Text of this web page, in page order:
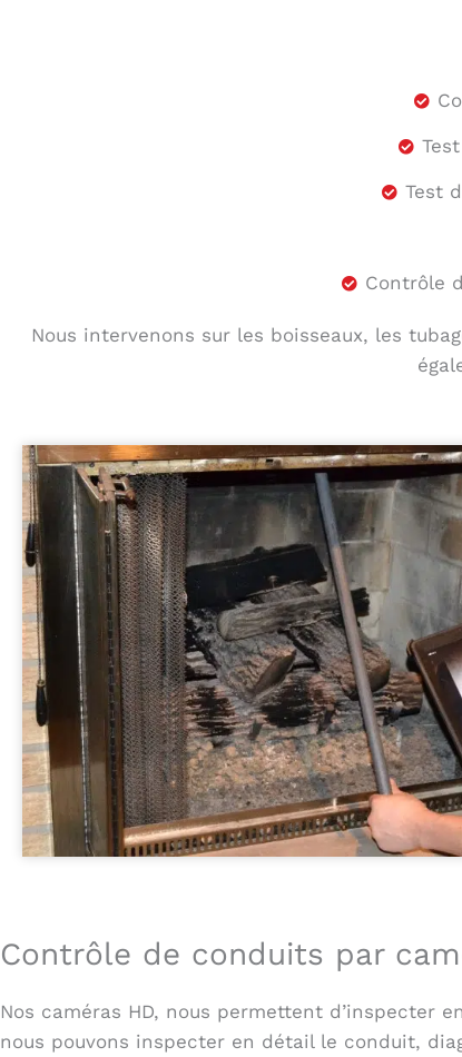
Test
Contrôle
Nous intervenons sur les boisseaux, les
Contrôle de conduits par
Nos caméras HD, nous permettent d’inspecter
nous pouvons inspecter en détail le conduit,